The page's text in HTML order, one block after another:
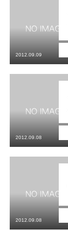
2012.09.09
2012.09.08
2012.09.08